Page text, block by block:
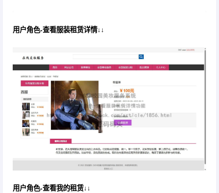
用户角色-查看服装租赁详情↓↓
用户角色-查看我的租赁↓↓